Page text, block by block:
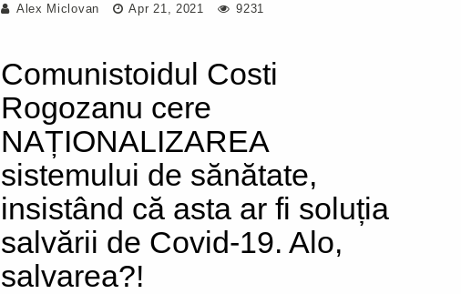
Alex Miclovan Apr 21, 2021 9231
Comunistoidul Costi
Rogozanu cere
NAȚIONALIZAREA
sistemului de sănătate,
insistând că asta ar fi soluția
salvării de Covid-19. Alo,
salvarea?!